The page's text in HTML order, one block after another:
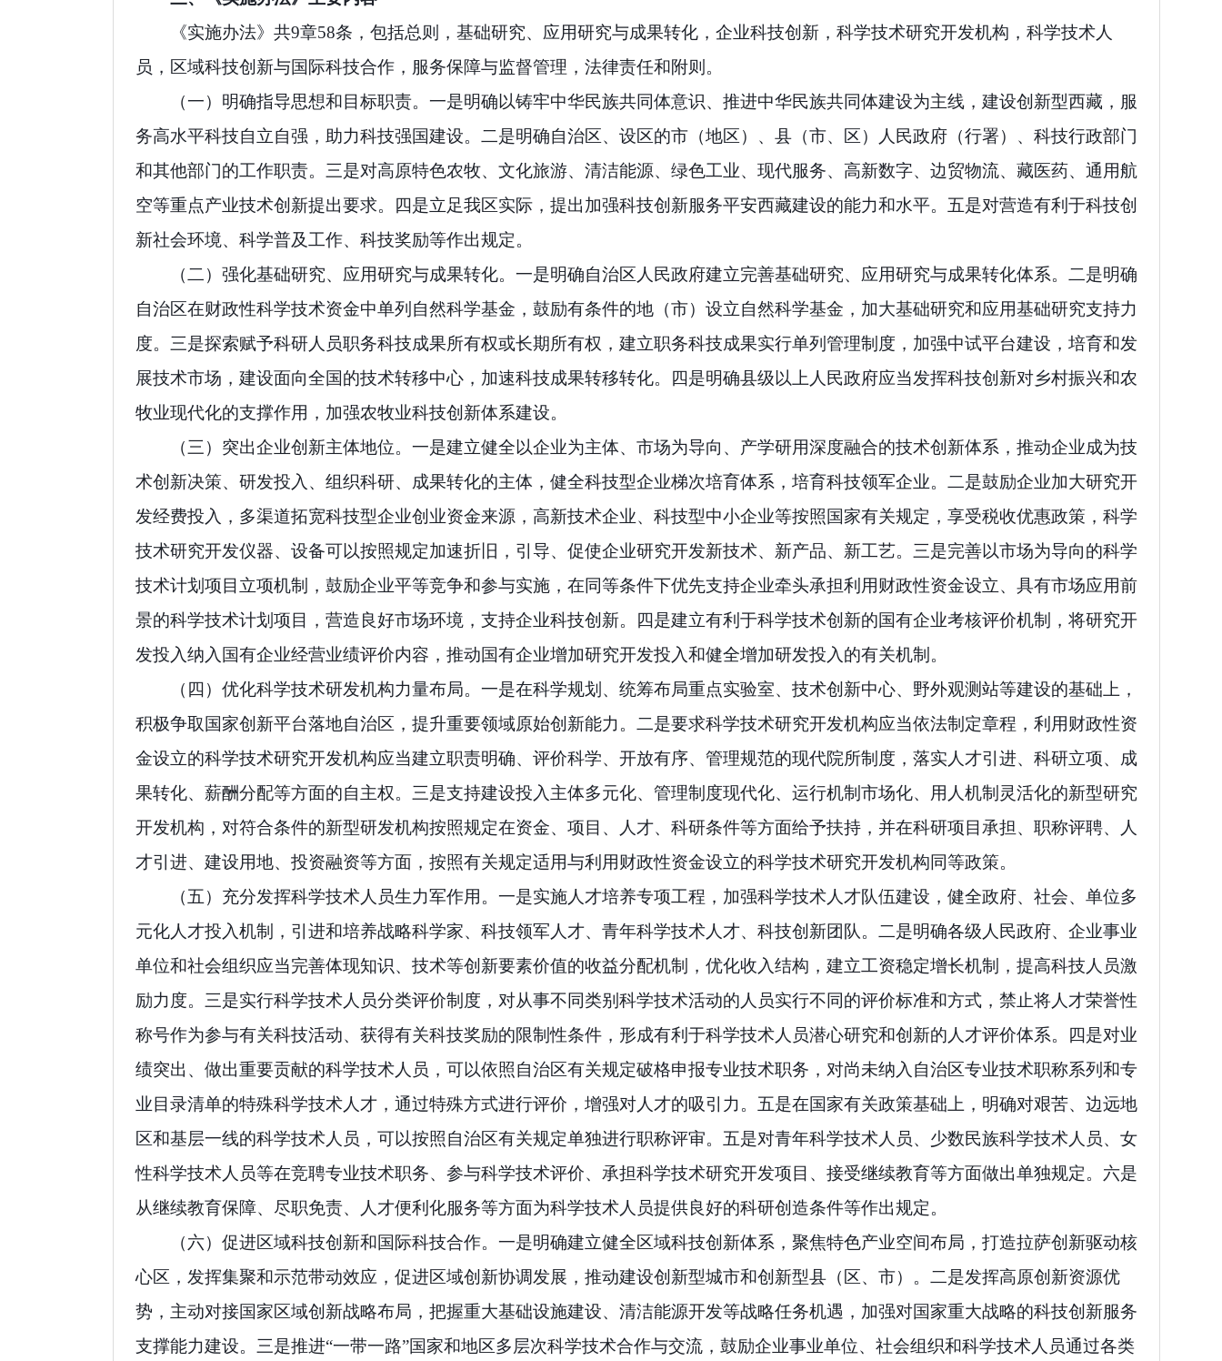
《实施办法》共9章58条，包括总则，基础研究、应用研究与成果转化，企业科技创新，科学技术研究开发机构，科学技术人
员，区域科技创新与国际科技合作，服务保障与监督管理，法律责任和附则。
（一）明确指导思想和目标职责。 一是明确以铸牢中华民族共同体意识、推进中华民族共同体建设为主线，建设创新型西藏，服
务高水平科技自立自强，助力科技强国建设。二是明确自治区、设区的市（地区）、县（市、区）人民政府（行署）、科技行政部门
和其他部门的工作职责。三是对高原特色农牧、文化旅游、清洁能源、绿色工业、现代服务、高新数字、边贸物流、藏医药、通用航
空等重点产业技术创新提出要求。四是立足我区实际，提出加强科技创新服务平安西藏建设的能力和水平。五是对营造有利于科技创
新社会环境、科学普及工作、科技奖励等作出规定。
（二）强化基础研究、应用研究与成果转化。 一是明确自治区人民政府建立完善基础研究、应用研究与成果转化体系。二是明确
自治区在财政性科学技术资金中单列自然科学基金，鼓励有条件的地（市）设立自然科学基金，加大基础研究和应用基础研究支持力
度。三是探索赋予科研人员职务科技成果所有权或长期所有权，建立职务科技成果实行单列管理制度，加强中试平台建设，培育和发
展技术市场，建设面向全国的技术转移中心，加速科技成果转移转化。四是明确县级以上人民政府应当发挥科技创新对乡村振兴和农
牧业现代化的支撑作用，加强农牧业科技创新体系建设。
（三）突出企业创新主体地位。 一是建立健全以企业为主体、市场为导向、产学研用深度融合的技术创新体系，推动企业成为技
术创新决策、研发投入、组织科研、成果转化的主体，健全科技型企业梯次培育体系，培育科技领军企业。二是鼓励企业加大研究开
发经费投入，多渠道拓宽科技型企业创业资金来源，高新技术企业、科技型中小企业等按照国家有关规定，享受税收优惠政策，科学
技术研究开发仪器、设备可以按照规定加速折旧，引导、促使企业研究开发新技术、新产品、新工艺。三是完善以市场为导向的科学
技术计划项目立项机制，鼓励企业平等竞争和参与实施，在同等条件下优先支持企业牵头承担利用财政性资金设立、具有市场应用前
景的科学技术计划项目，营造良好市场环境，支持企业科技创新。四是建立有利于科学技术创新的国有企业考核评价机制，将研究开
发投入纳入国有企业经营业绩评价内容，推动国有企业增加研究开发投入和健全增加研发投入的有关机制。
（四）优化科学技术研发机构力量布局。 一是在科学规划、统筹布局重点实验室、技术创新中心、野外观测站等建设的基础上，
积极争取国家创新平台落地自治区，提升重要领域原始创新能力。二是要求科学技术研究开发机构应当依法制定章程，利用财政性资
金设立的科学技术研究开发机构应当建立职责明确、评价科学、开放有序、管理规范的现代院所制度，落实人才引进、科研立项、成
果转化、薪酬分配等方面的自主权。三是支持建设投入主体多元化、管理制度现代化、运行机制市场化、用人机制灵活化的新型研究
开发机构，对符合条件的新型研发机构按照规定在资金、项目、人才、科研条件等方面给予扶持，并在科研项目承担、职称评聘、人
才引进、建设用地、投资融资等方面，按照有关规定适用与利用财政性资金设立的科学技术研究开发机构同等政策。
（五）充分发挥科学技术人员生力军作用。 一是实施人才培养专项工程，加强科学技术人才队伍建设，健全政府、社会、单位多
元化人才投入机制，引进和培养战略科学家、科技领军人才、青年科学技术人才、科技创新团队。二是明确各级人民政府、企业事业
单位和社会组织应当完善体现知识、技术等创新要素价值的收益分配机制，优化收入结构，建立工资稳定增长机制，提高科技人员激
励力度。三是实行科学技术人员分类评价制度，对从事不同类别科学技术活动的人员实行不同的评价标准和方式，禁止将人才荣誉性
称号作为参与有关科技活动、获得有关科技奖励的限制性条件，形成有利于科学技术人员潜心研究和创新的人才评价体系。四是对业
绩突出、做出重要贡献的科学技术人员，可以依照自治区有关规定破格申报专业技术职务，对尚未纳入自治区专业技术职称系列和专
业目录清单的特殊科学技术人才，通过特殊方式进行评价，增强对人才的吸引力。五是在国家有关政策基础上，明确对艰苦、边远地
区和基层一线的科学技术人员，可以按照自治区有关规定单独进行职称评审。五是对青年科学技术人员、少数民族科学技术人员、女
性科学技术人员等在竞聘专业技术职务、参与科学技术评价、承担科学技术研究开发项目、接受继续教育等方面做出单独规定。六是
从继续教育保障、尽职免责、人才便利化服务等方面为科学技术人员提供良好的科研创造条件等作出规定。
（六）促进区域科技创新和国际科技合作。 一是明确建立健全区域科技创新体系，聚焦特色产业空间布局，打造拉萨创新驱动核
心区，发挥集聚和示范带动效应，促进区域创新协调发展，推动建设创新型城市和创新型县（区、市）。二是发挥高原创新资源优
势，主动对接国家区域创新战略布局，把握重大基础设施建设、清洁能源开发等战略任务机遇，加强对国家重大战略的科技创新服务
支撑能力建设。三是推进“一带一路”国家和地区多层次科学技术合作与交流，鼓励企业事业单位、社会组织和科学技术人员通过各类